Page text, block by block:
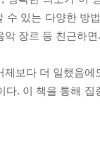
수 있는 다양한 방
악 장르 등 친근하
보다 더 일했음
다. 이 책을 통해